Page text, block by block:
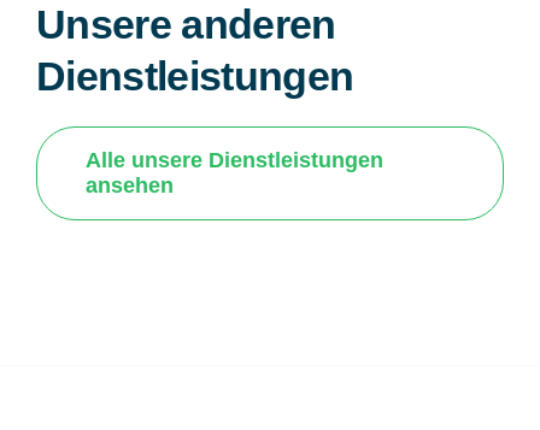
Unsere anderen
Dienstleistungen
Alle unsere Dienstleistungen
ansehen